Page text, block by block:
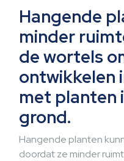
Hangende
minder
de wortels
ontwikkelen
met planten
grond.
Hangende planten
doordat ze minder